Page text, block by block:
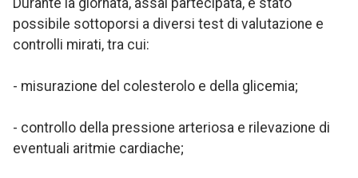
Durante la giornata, assai partecipata, è stato
possibile sottoporsi a diversi test di valutazione e
controlli mirati, tra cui:
- misurazione del colesterolo e della glicemia;
- controllo della pressione arteriosa e rilevazione di
eventuali aritmie cardiache;